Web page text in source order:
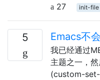
27
init-file
5 Emacs不
我已经通过
主题之一，
(custom-